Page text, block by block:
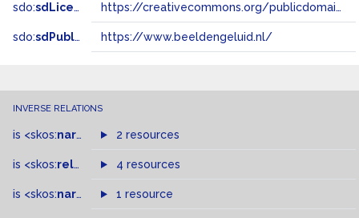
sdo:sdLicense https://creativecommons.org/publicdomain/zero/1.0/
sdo:sdPublisher https://www.beeldengeluid.nl/
INVERSE RELATIONS
is <skos:narrowMatch >of
2 resources
is <skos:related > of4 resources
is <skos:narrower >of
1 resource